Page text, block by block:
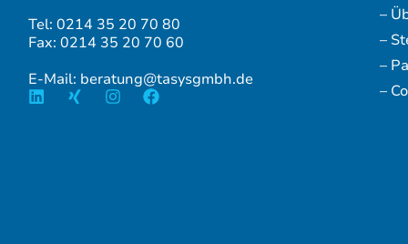
Tel: 0214 35 20 70 80
Fax: 0214 35 20 70 60
E-Mail: beratung@tasysgmbh.de
–
–
–
–